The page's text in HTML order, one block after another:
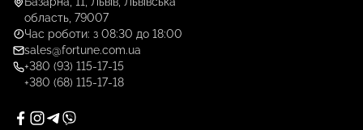
область, 79007
Час роботи: з 08:30 до 18:00
sales@fortune.com.ua
+380 (93) 115-17-15
+380 (68) 115-17-18